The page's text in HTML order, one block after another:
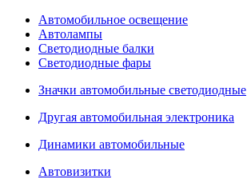
Автомобильное освещение
Автолампы
Светодиодные балки
Светодиодные фары
Значки автомобильные светодиодные
Другая автомобильная электроника
Динамики автомобильные
Автовизитки